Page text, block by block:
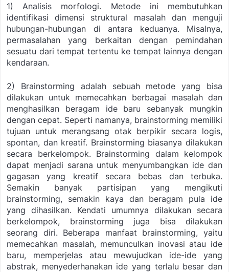
1) Analisis morfologi. Metode ini membutuhkan
identifikasi dimensi struktural masalah dan menguji
hubungan-hubungan di antara keduanya. Misalnya,
permasalahan yang berkaitan dengan pemindahan
sesuatu dari tempat tertentu ke tempat lainnya dengan
kendaraan.
2) Brainstorming adalah sebuah metode yang bisa
dilakukan untuk memecahkan berbagai masalah dan
menghasilkan beragam ide baru sebanyak mungkin
dengan cepat. Seperti namanya, brainstorming memiliki
tujuan untuk merangsang otak berpikir secara logis,
spontan, dan kreatif. Brainstorming biasanya dilakukan
secara berkelompok. Brainstorming dalam kelompok
dapat menjadi sarana untuk menyumbangkan ide dan
gagasan yang kreatif secara bebas dan terbuka.
Semakin banyak partisipan yang mengikuti
brainstorming, semakin kaya dan beragam pula ide
yang dihasilkan. Kendati umumnya dilakukan secara
berkelompok, brainstorming juga bisa dilakukan
seorang diri. Beberapa manfaat brainstorming, yaitu
memecahkan masalah, memunculkan inovasi atau ide
baru, memperjelas atau mewujudkan ide-ide yang
abstrak, menyederhanakan ide yang terlalu besar dan